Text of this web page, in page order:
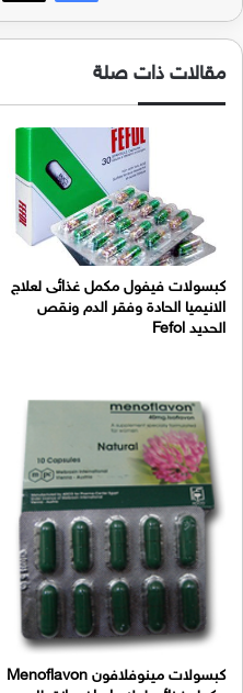
مقالات ذات صلة
كبسولات فيفول مكمل غذائى لعلاج
الانيميا الحادة وفقر الدم ونقص
الحديد Fefol
كبسولات مينوفلافون Menoflavon